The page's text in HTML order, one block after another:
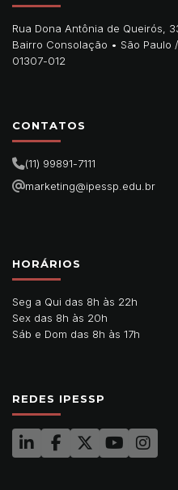
Rua Dona Antônia de Queirós,
Bairro Consolação • São Paulo /
01307-012
CONTATOS
(11) 99891-7111
marketing@ipessp.edu.br
HORÁRIOS
Seg a Qui das 8h às 22h
Sex das 8h às 20h
Sáb e Dom das 8h às 17h
REDES IPESSP